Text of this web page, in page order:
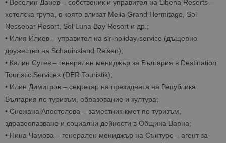
• Веселин Данев – собственик и управител на Libena Resorts –
хотелска група, в която влизат Melia Grand Hermitage, Sol
Nessebar Resort, Sol Luna Bay Resort и др.;
• Илия Илиев – управител на slr-holiday-service (дъщерно
дружество на Schauinsland Reisen);
• Калин Сутев – генерален мениджър за България в Destination
Touristic Services (DER Touristik);
• Илин Димитров – секретар на президента на Република
България по туризъм, образование и култура;
• Снежана Апостолова – заместник-кмет по туризъм,
здравеопазване и социални дейности в Община Варна;
• Нина Чамова – генерален мениджър на Сънтурс – агент за